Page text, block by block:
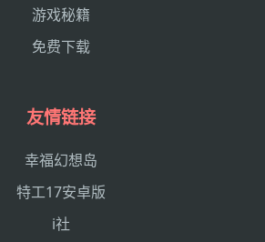
游戏秘籍
免费下载
友情链接
幸福幻想岛
特工17安卓版
i社